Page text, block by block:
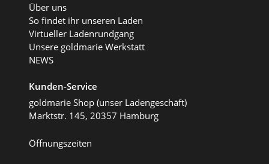
Über uns
So findet ihr unseren Laden
Virtueller Ladenrundgang
Unsere goldmarie Werkstatt
NEWS
Kunden-Service
goldmarie Shop (unser Ladengeschäft)
Marktstr. 145, 20357 Hamburg
Öffnungszeiten